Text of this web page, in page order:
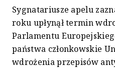
Sygnatariusze apelu
roku upłynął termin
Parlamentu
państwa członkowskie
wdrożenia przepisów